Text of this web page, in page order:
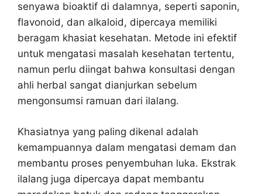
senyawa bioaktif di dalamnya, seperti saponin,
flavonoid, dan alkaloid, dipercaya memiliki
beragam khasiat kesehatan. Metode ini efektif
untuk mengatasi masalah kesehatan tertentu,
namun perlu diingat bahwa konsultasi dengan
ahli herbal sangat dianjurkan sebelum
mengonsumsi ramuan dari ilalang.
Khasiatnya yang paling dikenal adalah
kemampuannya dalam mengatasi demam dan
membantu proses penyembuhan luka. Ekstrak
ilalang juga dipercaya dapat membantu